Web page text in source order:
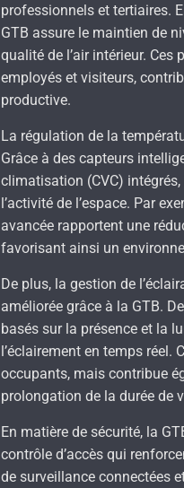
professionnels et tertiaires.
GTB assure le maintien de
qualité de l’air intérieur.
employés et visiteurs,
productive.
La régulation de la
Grâce à des capteurs
climatisation (CVC)
l’activité de l’espace. Par
avancée rapportent une
favorisant ainsi un
De plus, la gestion de
améliorée grâce à la GTB.
basés sur la présence et la
l’éclairement en temps
occupants, mais contribue
prolongation de la durée de
En matière de sécurité, la
contrôle d’accès qui
de surveillance connectées